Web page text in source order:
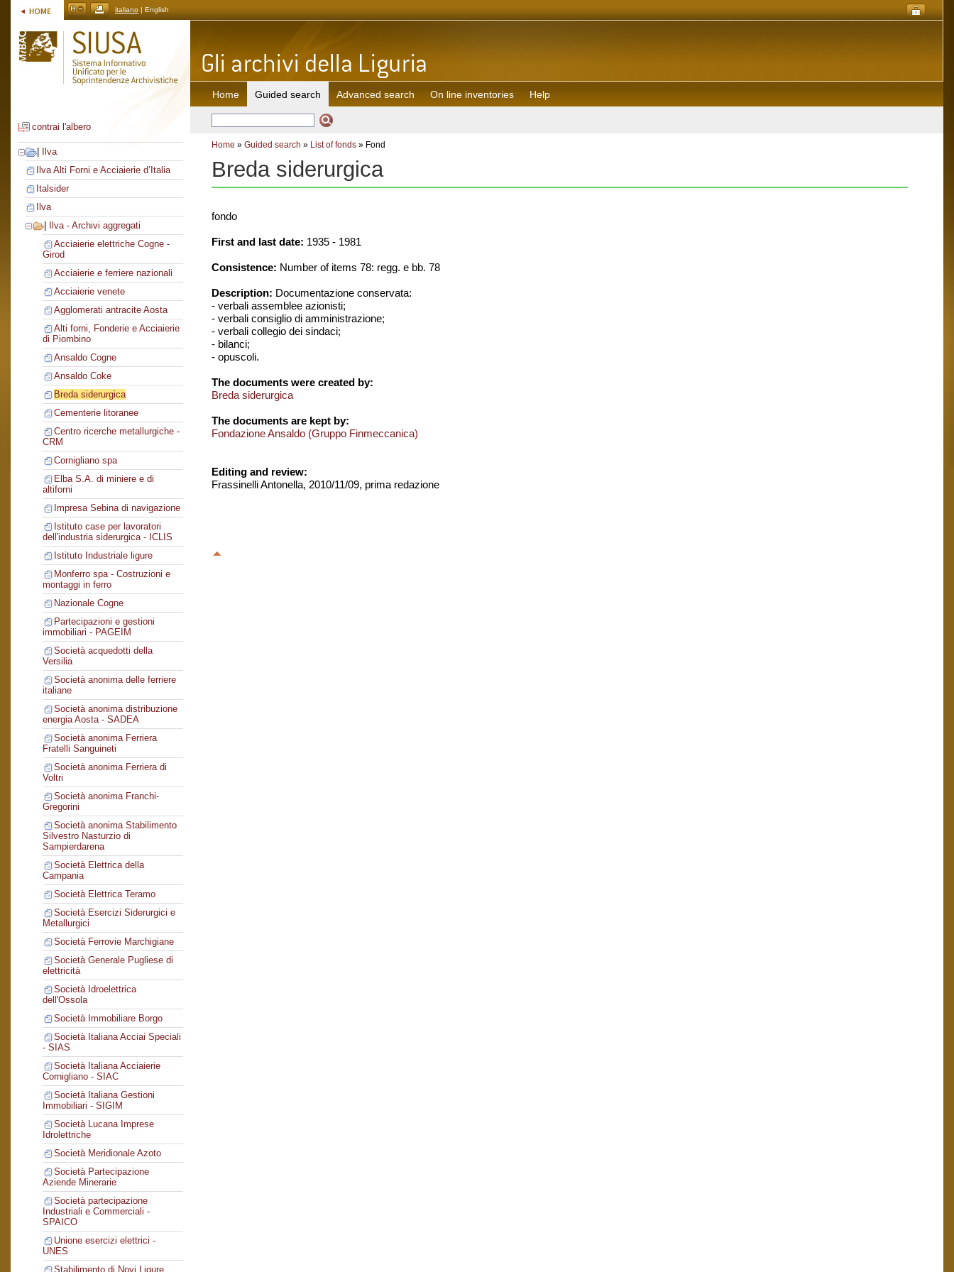
italiano | English
contrai l'albero
Ilva
Ilva Alti Forni e Acciaierie d’Italia
Italsider
Ilva
Ilva - Archivi aggregati
Acciaierie elettriche Cogne -
Girod
Acciaierie e ferriere nazionali
Acciaierie venete
Agglomerati antracite Aosta
Alti forni, Fonderie e Acciaierie
di Piombino
Ansaldo Cogne
Ansaldo Coke
Breda siderurgica
Cementerie litoranee
Centro ricerche metallurgiche -
CRM
Cornigliano spa
Elba S.A. di miniere e di
altiforni
Impresa Sebina di navigazione
Istituto case per lavoratori
dell'industria siderurgica - ICLIS
Istituto Industriale ligure
Monferro spa - Costruzioni e
montaggi in ferro
Nazionale Cogne
Partecipazioni e gestioni
immobiliari - PAGEIM
Società acquedotti della
Versilia
Società anonima delle ferriere
italiane
Società anonima distribuzione
energia Aosta - SADEA
Società anonima Ferriera
Fratelli Sanguineti
Società anonima Ferriera di
Voltri
Società anonima Franchi-
Gregorini
Società anonima Stabilimento
Silvestro Nasturzio di
Sampierdarena
Società Elettrica della
Campania
Società Elettrica Teramo
Società Esercizi Siderurgici e
Metallurgici
Società Ferrovie Marchigiane
Società Generale Pugliese di
elettricità
Società Idroelettrica
dell'Ossola
Società Immobiliare Borgo
Società Italiana Acciai Speciali
- SIAS
Società Italiana Acciaierie
Cornigliano - SIAC
Società Italiana Gestioni
Immobiliari - SIGIM
Società Lucana Imprese
Idrolettriche
Società Meridionale Azoto
Società Partecipazione
Aziende Minerarie
Società partecipazione
Industriali e Commerciali -
SPAICO
Unione esercizi elettrici -
UNES
Stabilimento di Novi Ligure
Home Guided search Advanced search On line inventories Help
Home » Guided search » List of fonds » Fond
Breda siderurgica
fondo
First and last date: 1935 - 1981
Consistence: Number of items 78: regg. e bb. 78
Description: Documentazione conservata:
- verbali assemblee azionisti;
- verbali consiglio di amministrazione;
- verbali collegio dei sindaci;
- bilanci;
- opuscoli.
The documents were created by:
Breda siderurgica
The documents are kept by:
Fondazione Ansaldo (Gruppo Finmeccanica)
Editing and review:
Frassinelli Antonella, 2010/11/09, prima redazione